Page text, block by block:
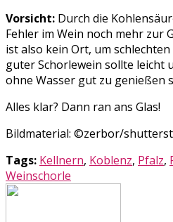
Vorsicht: Durch die
Fehler im Wein noch mehr zur
ist also kein Ort, um
guter Schorlewein sollte leicht
ohne Wasser gut zu genießen
Alles klar? Dann ran ans Glas!
Bildmaterial: ©zerbor/
Tags: Kellnern, Koblenz, Pfalz,
Weinschorle